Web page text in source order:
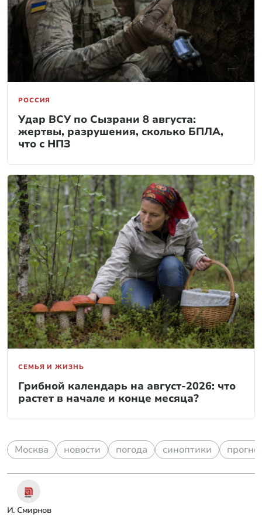
РОССИЯ
Удар ВСУ по Сызрани 8 августа:
жертвы, разрушения, сколько БПЛА,
что с НПЗ
СЕМЬЯ И ЖИЗНЬ
Грибной календарь на август-2026: что
растет в начале и конце месяца?
Москва новости погода синоптики
И. Смирнов